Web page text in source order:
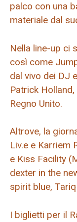
palco con una
materiale dal
Nella line-up ci
così come
dal vivo dei DJ
Patrick
Regno Unito.
Altrove, la
Liv.e e Karriem
e Kiss Facility
dexter in the
spirit blue,
I biglietti per il